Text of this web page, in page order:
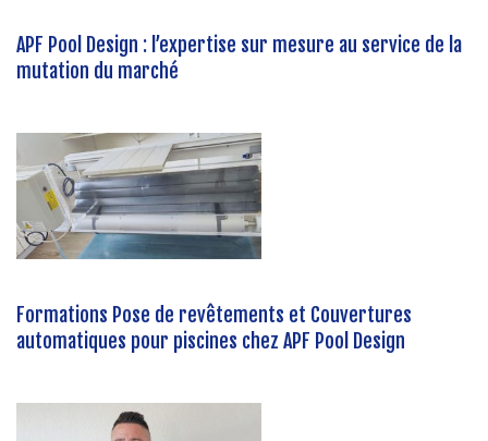
APF Pool Design : l’expertise sur mesure au service de la
mutation du marché
Formations Pose de revêtements et Couvertures
automatiques pour piscines chez APF Pool Design